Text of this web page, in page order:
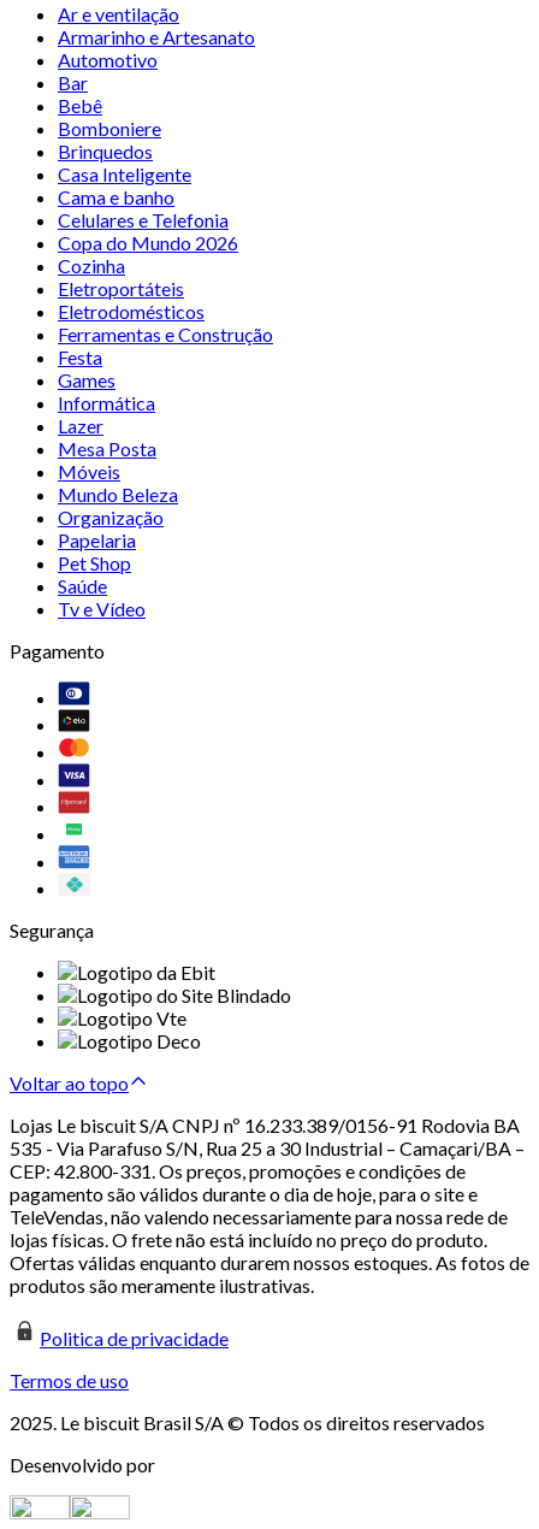
Ar e ventilação
Armarinho e Artesanato
Automotivo
Bar
Bebê
Bomboniere
Brinquedos
Casa Inteligente
Cama e banho
Celulares e Telefonia
Copa do Mundo 2026
Cozinha
Eletroportáteis
Eletrodomésticos
Ferramentas e Construção
Festa
Games
Informática
Lazer
Mesa Posta
Móveis
Mundo Beleza
Organização
Papelaria
Pet Shop
Saúde
Tv e Vídeo
Pagamento
Segurança
Voltar ao topo
Lojas Le biscuit S/A CNPJ nº 16.233.389/0156-91 Rodovia BA
535 - Via Parafuso S/N, Rua 25 a 30 Industrial – Camaçari/BA –
CEP: 42.800-331. Os preços, promoções e condições de
pagamento são válidos durante o dia de hoje, para o site e
TeleVendas, não valendo necessariamente para nossa rede de
lojas físicas. O frete não está incluído no preço do produto.
Ofertas válidas enquanto durarem nossos estoques. As fotos de
produtos são meramente ilustrativas.
Politica de privacidade
Termos de uso
2025. Le biscuit Brasil S/A © Todos os direitos reservados
Desenvolvido por